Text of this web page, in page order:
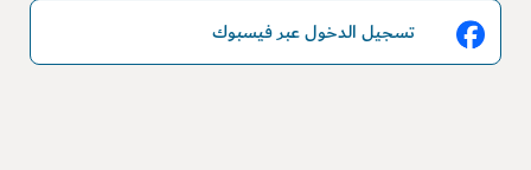
تسجيل الدخول عبر فيسبوك